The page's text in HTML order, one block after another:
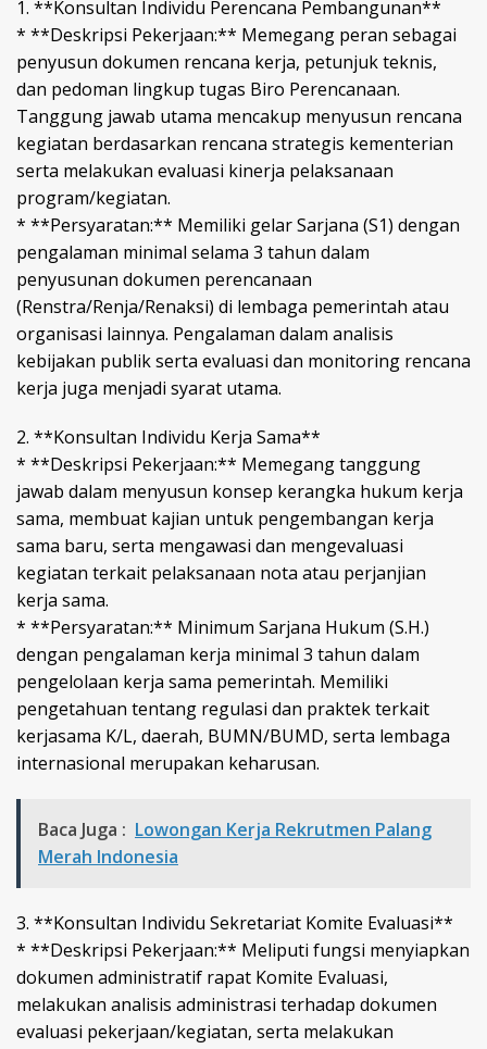
1. **Konsultan Individu Perencana Pembangunan**
* **Deskripsi Pekerjaan:** Memegang peran sebagai
penyusun dokumen rencana kerja, petunjuk teknis,
dan pedoman lingkup tugas Biro Perencanaan.
Tanggung jawab utama mencakup menyusun rencana
kegiatan berdasarkan rencana strategis kementerian
serta melakukan evaluasi kinerja pelaksanaan
program/kegiatan.
* **Persyaratan:** Memiliki gelar Sarjana (S1) dengan
pengalaman minimal selama 3 tahun dalam
penyusunan dokumen perencanaan
(Renstra/Renja/Renaksi) di lembaga pemerintah atau
organisasi lainnya. Pengalaman dalam analisis
kebijakan publik serta evaluasi dan monitoring rencana
kerja juga menjadi syarat utama.
2. **Konsultan Individu Kerja Sama**
* **Deskripsi Pekerjaan:** Memegang tanggung
jawab dalam menyusun konsep kerangka hukum kerja
sama, membuat kajian untuk pengembangan kerja
sama baru, serta mengawasi dan mengevaluasi
kegiatan terkait pelaksanaan nota atau perjanjian
kerja sama.
* **Persyaratan:** Minimum Sarjana Hukum (S.H.)
dengan pengalaman kerja minimal 3 tahun dalam
pengelolaan kerja sama pemerintah. Memiliki
pengetahuan tentang regulasi dan praktek terkait
kerjasama K/L, daerah, BUMN/BUMD, serta lembaga
internasional merupakan keharusan.
Baca Juga : Lowongan Kerja Rekrutmen Palang
Merah Indonesia
3. **Konsultan Individu Sekretariat Komite Evaluasi**
* **Deskripsi Pekerjaan:** Meliputi fungsi menyiapkan
dokumen administratif rapat Komite Evaluasi,
melakukan analisis administrasi terhadap dokumen
evaluasi pekerjaan/kegiatan, serta melakukan